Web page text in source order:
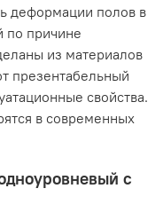
деформации полов в
по причине
из материалов
презентабельный
свойства.
в современных
с